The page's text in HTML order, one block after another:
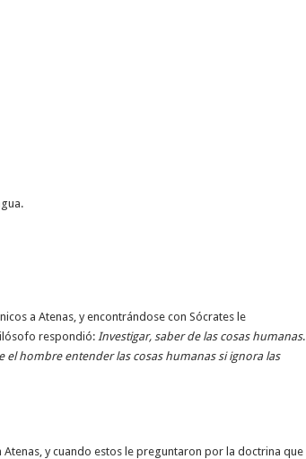
a Atenas, y encontrándose con Sócrates le
respondió: Investigar, saber de las cosas humanas.
el hombre entender las cosas humanas si ignora las
y cuando estos le preguntaron por la doctrina que